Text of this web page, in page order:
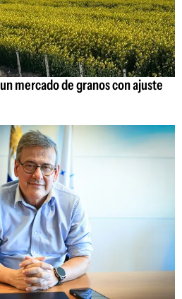
mercado de granos con ajuste